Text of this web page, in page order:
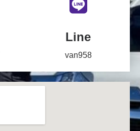
Line
van958